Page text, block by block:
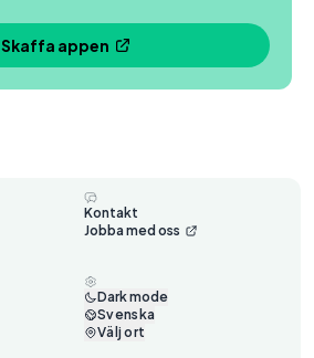
Skaffa appen
Kontakt
Jobba med oss
Dark mode
Svenska
Välj ort